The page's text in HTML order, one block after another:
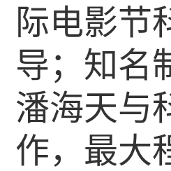
际电影节
导；知名
潘海天与
作，最大